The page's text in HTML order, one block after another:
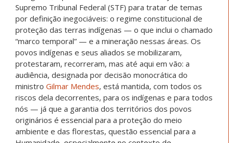
Supremo Tribunal Federal (STF) para tratar de temas
por definição inegociáveis: o regime constitucional de
proteção das terras indígenas — o que inclui o chamado
“marco temporal” — e a mineração nessas áreas. Os
povos indígenas e seus aliados se mobilizaram,
protestaram, recorreram, mas até aqui em vão: a
audiência, designada por decisão monocrática do
ministro Gilmar Mendes, está mantida, com todos os
riscos dela decorrentes, para os indígenas e para todos
nós — já que a garantia dos territórios dos povos
originários é essencial para a proteção do meio
ambiente e das florestas, questão essencial para a